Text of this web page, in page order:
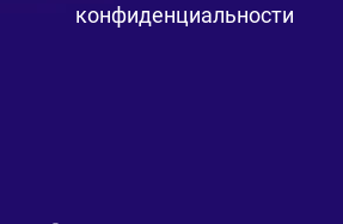
конфиденциальности